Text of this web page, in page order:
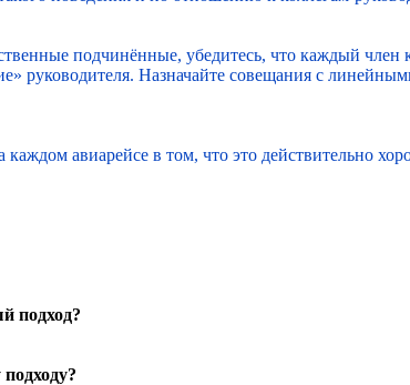
подчинённые, убедитесь, что каждый
руководителя. Назначайте совещания с
авиарейсе в том, что это действительно
подход?